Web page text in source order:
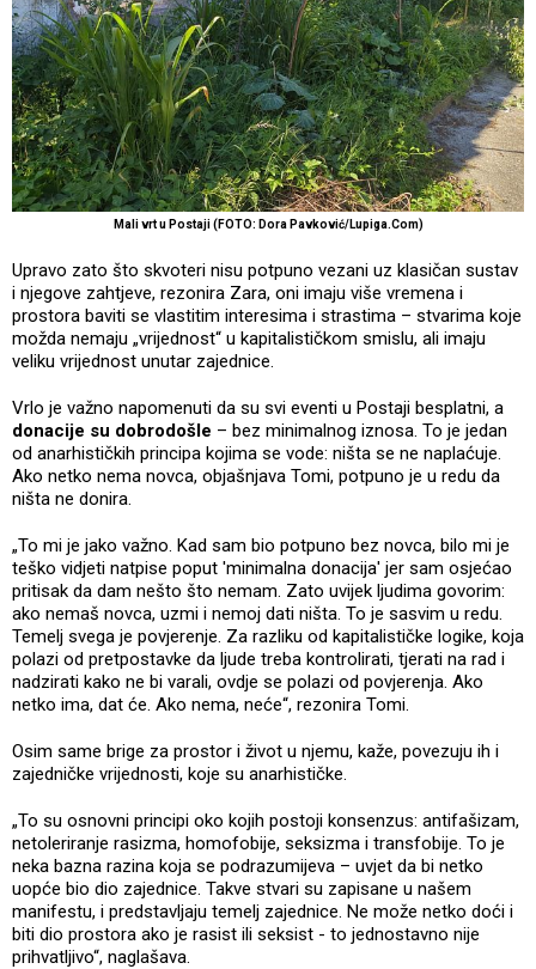
Mali vrt u Postaji (FOTO: Dora Pavković/Lupiga.Com)
Upravo zato što skvoteri nisu potpuno vezani uz klasičan sustav
i njegove zahtjeve, rezonira Zara, oni imaju više vremena i
prostora baviti se vlastitim interesima i strastima – stvarima koje
možda nemaju „vrijednost“ u kapitalističkom smislu, ali imaju
veliku vrijednost unutar zajednice.
Vrlo je važno napomenuti da su svi eventi u Postaji besplatni, a
donacije su dobrodošle – bez minimalnog iznosa. To je jedan
od anarhističkih principa kojima se vode: ništa se ne naplaćuje.
Ako netko nema novca, objašnjava Tomi, potpuno je u redu da
ništa ne donira.
„To mi je jako važno. Kad sam bio potpuno bez novca, bilo mi je
teško vidjeti natpise poput 'minimalna donacija' jer sam osjećao
pritisak da dam nešto što nemam. Zato uvijek ljudima govorim:
ako nemaš novca, uzmi i nemoj dati ništa. To je sasvim u redu.
Temelj svega je povjerenje. Za razliku od kapitalističke logike, koja
polazi od pretpostavke da ljude treba kontrolirati, tjerati na rad i
nadzirati kako ne bi varali, ovdje se polazi od povjerenja. Ako
netko ima, dat će. Ako nema, neće“, rezonira Tomi.
Osim same brige za prostor i život u njemu, kaže, povezuju ih i
zajedničke vrijednosti, koje su anarhističke.
„To su osnovni principi oko kojih postoji konsenzus: antifašizam,
netoleriranje rasizma, homofobije, seksizma i transfobije. To je
neka bazna razina koja se podrazumijeva – uvjet da bi netko
uopće bio dio zajednice. Takve stvari su zapisane u našem
manifestu, i predstavljaju temelj zajednice. Ne može netko doći i
biti dio prostora ako je rasist ili seksist - to jednostavno nije
prihvatljivo“, naglašava.